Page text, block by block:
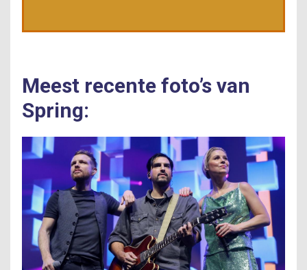
Meest recente foto’s van
Spring: